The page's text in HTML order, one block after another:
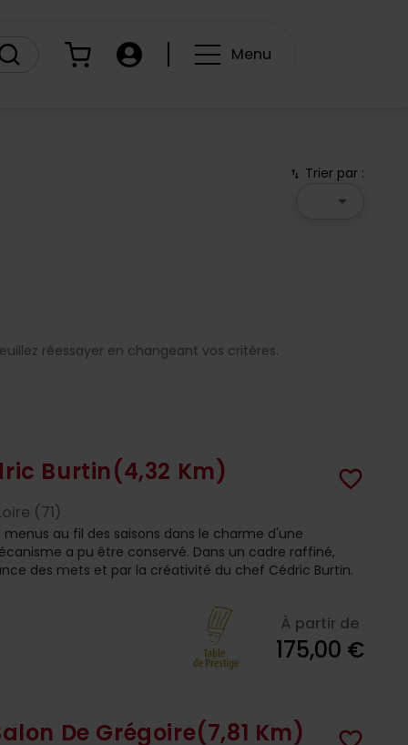
Panier Compte Menu
swap_vert Trier par :
arrow_drop_down
réessayer en changeant vos critères.
Burtin(4,32 Km) favorite_border
(71)
menus au fil des saisons dans le charme d'une
a pu être conservé. Dans un cadre raffiné,
des mets et par la créativité du chef Cédric Burtin.
À partir de
175,00 €
De Grégoire(7,81 Km)